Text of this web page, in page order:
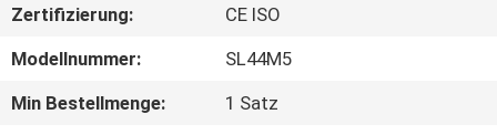
AUSFLUG
QUALITÄTSKONTROLLE
Zertifizierung:
CE ISO
Modellnummer:
SL44M5
Min Bestellmenge:
1 Satz